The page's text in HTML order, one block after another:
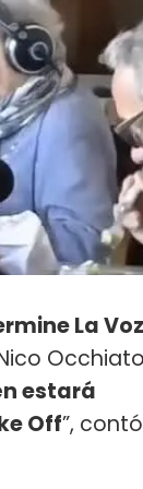
La Voz
estará
Off”, contó